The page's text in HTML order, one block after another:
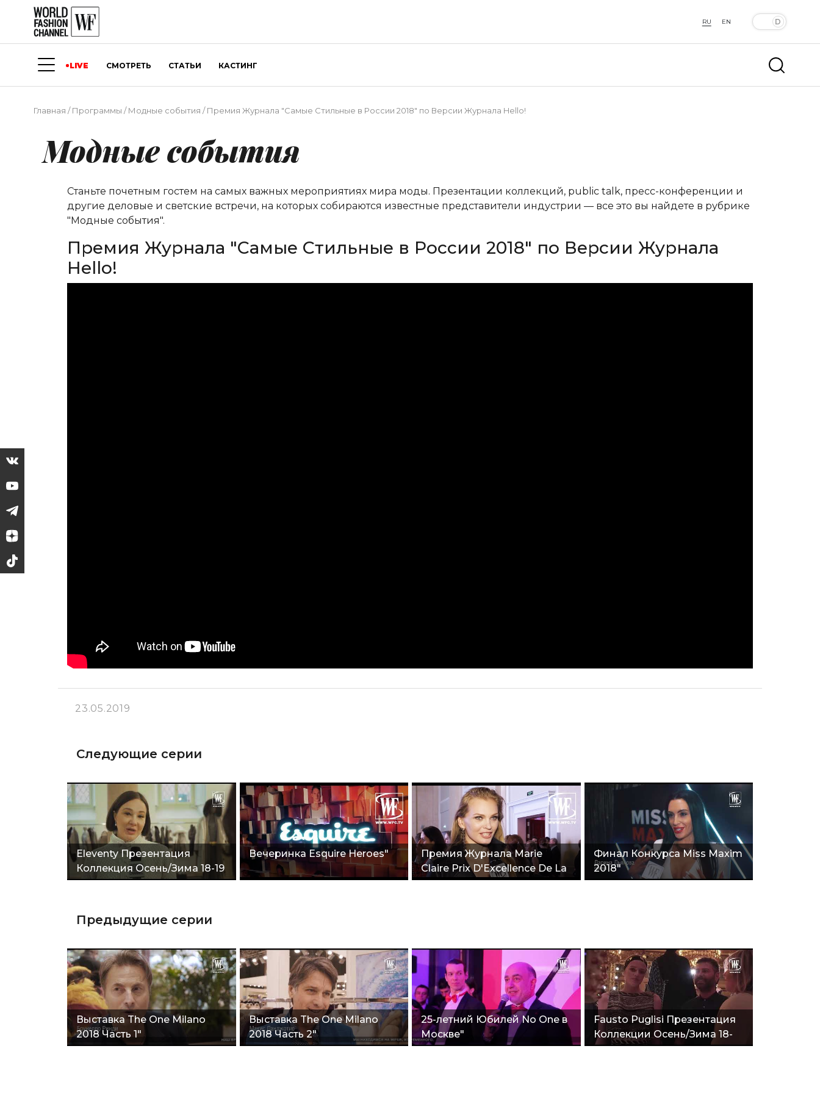
RU EN
LIVE СМОТРЕТЬ СТАТЬИ КАСТИНГ
Главная /Программы /Модные события /Премия Журнала "Самые Стильные в России 2018" по Версии Журнала Hello!
Модные события
Станьте почетным гостем на самых важных мероприятиях мира моды. Презентации коллекций, public talk, пресс-конференции и
другие деловые и светские встречи, на которых собираются известные представители индустрии — все это вы найдете в рубрике
"Модные события".
Премия Журнала "Самые Стильные в России 2018" по Версии Журнала
Hello!
23.05.2019
Следующие серии
Eleventy Презентация
Коллекция Осень/Зима 18-19
Милан"
Вечеринка Esquire Heroes"
Премия Журнала Marie
Claire Prix D'Excellence De La
Beaute 2018"
Финал Конкурса Miss Maxim
2018"
Предыдущие серии
Выставка The One Milano
2018 Часть 1"
Выставка The One Milano
2018 Часть 2"
25-летний Юбилей No One в
Москве"
Fausto Puglisi Презентация
Коллекции Осень/Зима 18-
19"